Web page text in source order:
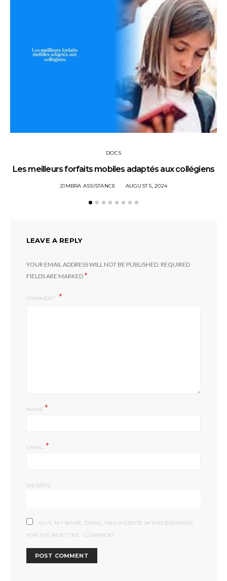
DOCS
Les meilleurs forfaits mobiles adaptés aux collégiens
ZIMBRA ASSISTANCE AUGUST 5, 2024
LEAVE A REPLY
YOUR EMAIL ADDRESS WILL NOT BE PUBLISHED. REQUIRED
FIELDS ARE MARKED*
COMMENT
NAME *
EMAIL *
WEBSITE
SAVE MY NAME, EMAIL, AND WEBSITE IN THIS BROWSER
FOR THE NEXT TIME I COMMENT.